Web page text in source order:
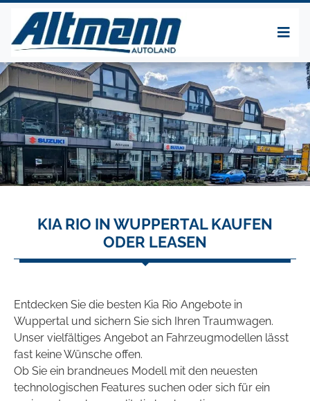
KIA RIO IN WUPPERTAL KAUFEN
ODER LEASEN
Entdecken Sie die besten Kia Rio Angebote in
Wuppertal und sichern Sie sich Ihren Traumwagen.
Unser vielfältiges Angebot an Fahrzeugmodellen lässt
fast keine Wünsche offen.
Ob Sie ein brandneues Modell mit den neuesten
technologischen Features suchen oder sich für ein